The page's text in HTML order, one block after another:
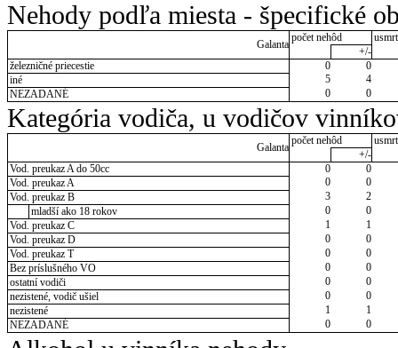
Nehody podľa miesta - špecifické
Galanta
počet nehôd
+/-
železničné priecestie
0
0
iné
5
4
NEZADANÉ
0 0
Kategória vodiča, u vodičov
Galanta
počet nehôd
+/-
Vod. preukaz A do 50cc
0
0
Vod. preukaz A
0
0
Vod. preukaz B
3
2
mladší ako 18 rokov
0
0
Vod. preukaz C
1
1
Vod. preukaz D
0
0
Vod. preukaz T
0
0
Bez príslušného VO
0
0
ostatní vodiči
0
0
nezistené, vodič ušiel
0
0
nezistené
1
1
NEZADANÉ
0 0